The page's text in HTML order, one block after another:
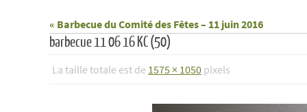
« Barbecue du Comité des Fêtes – 11 juin 2016
barbecue 11 06 16 KC (50)
La taille totale est de 1575 × 1050 pixels